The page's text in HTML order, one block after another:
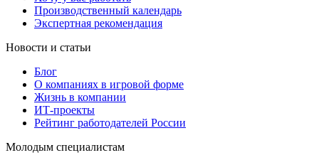
Производственный календарь
Экспертная рекомендация
Новости и статьи
Блог
О компаниях в игровой форме
Жизнь в компании
ИТ-проекты
Рейтинг работодателей России
Молодым специалистам